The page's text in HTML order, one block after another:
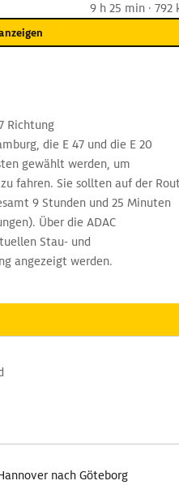
9 h 25 min · 792
Richtung
die E 47 und die E 20
gewählt werden, um
fahren. Sie sollten auf der
9 Stunden und 25 Minuten
Über die ADAC
Stau- und
angezeigt werden.
nach Göteborg